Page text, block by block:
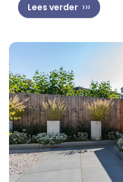
Bekijk hier de Tuinvisie
Lees verder